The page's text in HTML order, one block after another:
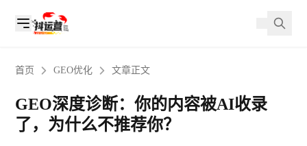
首页 GEO优化 文章正文
GEO深度诊断：你的内容被AI收录
了，为什么不推荐你？